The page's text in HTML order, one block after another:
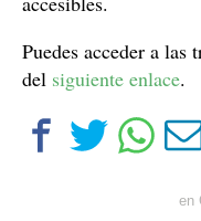
Puedes acceder a las
del siguiente enlace.
en